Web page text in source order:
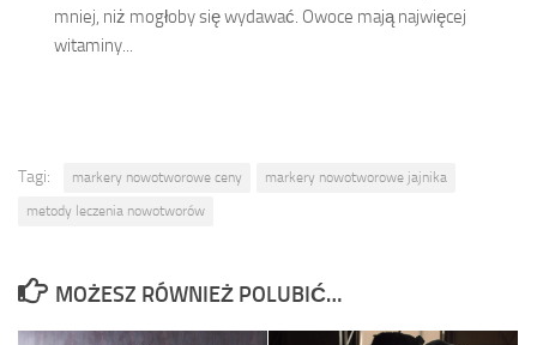
mniej, niż mogłoby się wydawać. Owoce mają najwięcej
witaminy...
Tagi: markery nowotworowe ceny
markery nowotworowe jajnika
metody leczenia nowotworów
MOŻESZ RÓWNIEŻ POLUBIĆ…